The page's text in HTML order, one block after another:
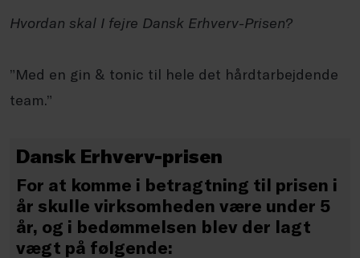
Hvordan skal I fejre Dansk Erhverv-Prisen?
”Med en gin & tonic til hele det hårdtarbejdende
team.”
Dansk Erhverv-prisen
For at komme i betragtning til prisen i
år skulle virksomheden være under 5
år, og i bedømmelsen blev der lagt
vægt på følgende: